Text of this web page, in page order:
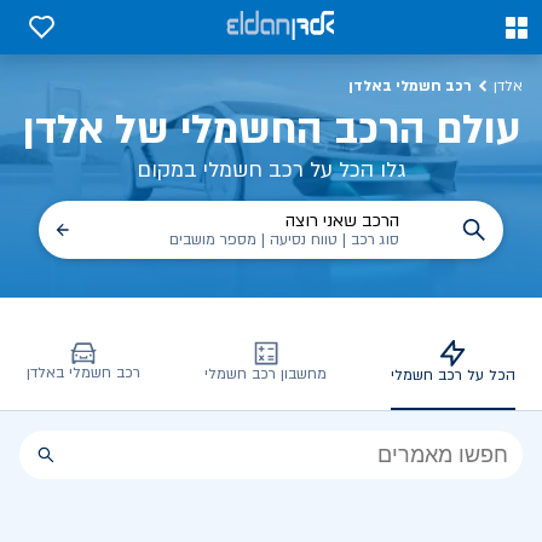
0
0
אלדן רכב חשמלי באלדן
עולם הרכב החשמלי של אלדן
גלו הכל על רכב חשמלי במקום
הרכב שאני רוצה
סוג רכב | טווח נסיעה | מספר מושבים
הכל על רכב חשמלי מחשבון רכב חשמלי רכב חשמלי באלדן
הכל
הכל על רכב חשמלי, שימושים, טכנולוגיה וכל מה שכדי לדעת | אלדן